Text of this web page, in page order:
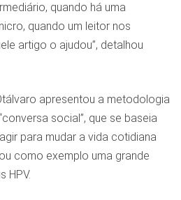
quando há uma
quando um leitor nos
artigo o ajudou”, detalhou
apresentou a metodologia
social”, que se baseia
para mudar a vida cotidiana
como exemplo uma grande
HPV.